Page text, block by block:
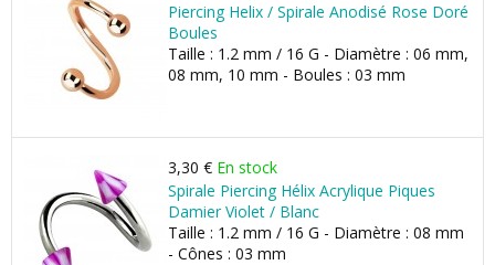
Piercing Helix / Spirale Anodisé Rose Doré
Boules
Taille : 1.2 mm / 16 G - Diamètre : 06 mm,
08 mm, 10 mm - Boules : 03 mm
3,30 € En stock
Spirale Piercing Hélix Acrylique Piques
Damier Violet / Blanc
Taille : 1.2 mm / 16 G - Diamètre : 08 mm
- Cônes : 03 mm